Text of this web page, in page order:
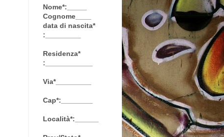
Nome*:_____
Cognome____
data di nascita*
:_________
Residenza*
:____________
Via*_________
Cap*:________
Località*:______